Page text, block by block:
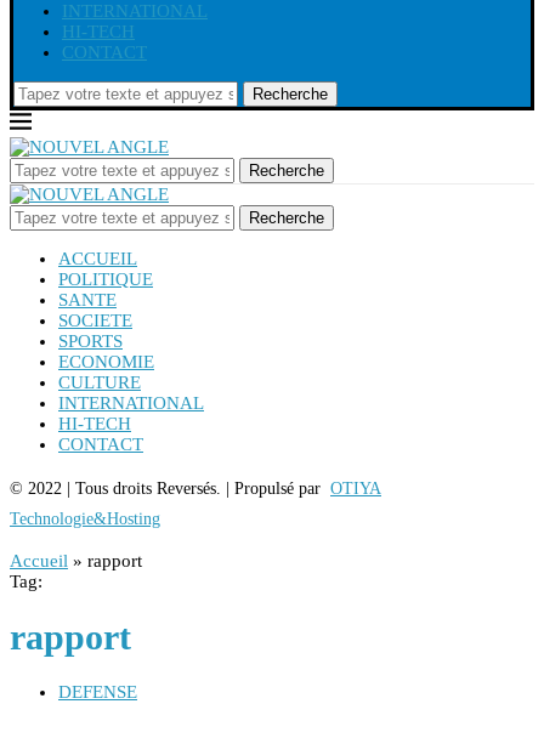
INTERNATIONAL
HI-TECH
CONTACT
Recherche
Recherche
Recherche
ACCUEIL
POLITIQUE
SANTE
SOCIETE
SPORTS
ECONOMIE
CULTURE
INTERNATIONAL
HI-TECH
CONTACT
© 2022 | Tous droits Reversés. | Propulsé par OTIYA
Technologie&Hosting
Accueil » rapport
Tag:
rapport
DEFENSE